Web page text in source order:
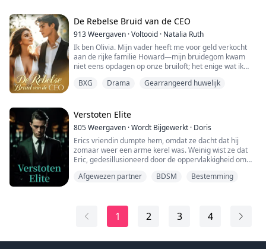
drogeerde me en bedreigde mijn leven om me te
dwingen met een stervende man te trouwen als Leila’s
...
De Rebelse Bruid van de CEO
913Weergaven ·Voltooid · Natalia Ruth
Ik ben Olivia. Mijn vader heeft me voor geld verkocht
aan de rijke familie Howard—mijn bruidegom kwam
niet eens opdagen op onze bruiloft; het enige wat ik
Toen werd ik gedrogeerd en belandde ik in bed met
Nu vecht ik terug tegen mijn vreselijke familie en de
arrogantie van de Howards...
BXG Drama Gearrangeerd huwelijk
Verstoten Elite
805Weergaven ·Wordt Bijgewerkt · Doris
Erics vriendin dumpte hem, omdat ze dacht dat hij
zomaar weer een arme kerel was. Weinig wist ze dat
Eric, gedesillusioneerd door de oppervlakkigheid om
verwachtingen in aan de macht te komen. Ze mogen nu
Beste lezers, we informeren u graag dat de gekoeste...
Afgewezen partner BDSM Bestemming
1 2 3 4